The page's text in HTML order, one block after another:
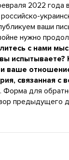
2022 года
ваши
нужно
с нами
испытываете?
ваше
связанная с
. Форма для
предыдущего